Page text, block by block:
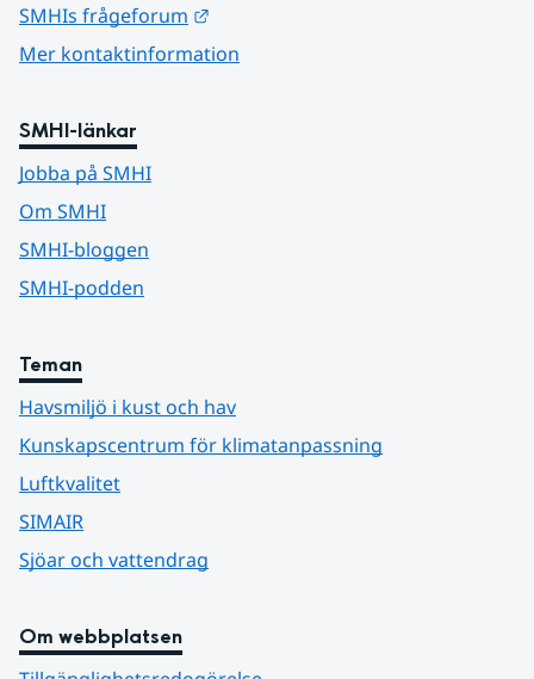
SMHIs frågeforum
Mer kontaktinformation
SMHI-länkar
Jobba på SMHI
Om SMHI
SMHI-bloggen
SMHI-podden
Teman
Havsmiljö i kust och hav
Kunskapscentrum för klimatanpassning
Luftkvalitet
SIMAIR
Sjöar och vattendrag
Om webbplatsen